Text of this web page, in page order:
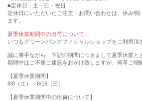
定休日：土・日・祝日
定休日にいただいたご注文・お問い合わせは、休み明
ます。
夏季休業期間中の出荷について
いつもグリーンパンオフィシャルショップをご利用頂
誠に勝手ながら、下記の期間につきまして夏季休業と
期間中はご不便ご迷惑をおかけ致しますが、何卒ご理
【夏季休業期間】
8/8（土）～8/16（日）
【夏季休業期間中の出荷について】